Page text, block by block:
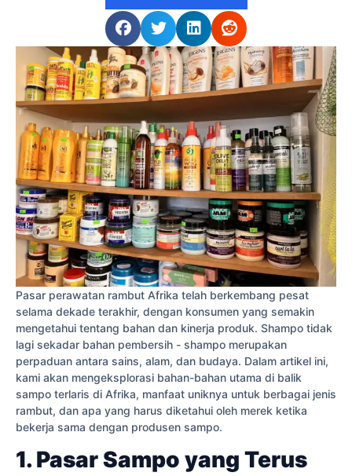
Pasar perawatan rambut Afrika telah berkembang pesat
selama dekade terakhir, dengan konsumen yang semakin
mengetahui tentang bahan dan kinerja produk. Shampo tidak
lagi sekadar bahan pembersih - shampo merupakan
perpaduan antara sains, alam, dan budaya. Dalam artikel ini,
kami akan mengeksplorasi bahan-bahan utama di balik
sampo terlaris di Afrika, manfaat uniknya untuk berbagai jenis
rambut, dan apa yang harus diketahui oleh merek ketika
bekerja sama dengan produsen sampo.
1. Pasar Sampo yang Terus